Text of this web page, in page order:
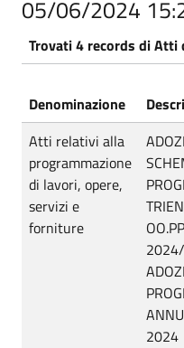
05/06/2024
Trovati 4 records di Atti
Denominazione
Atti relativi alla
programmazione
di lavori, opere,
servizi e
forniture
OO.PP
2024